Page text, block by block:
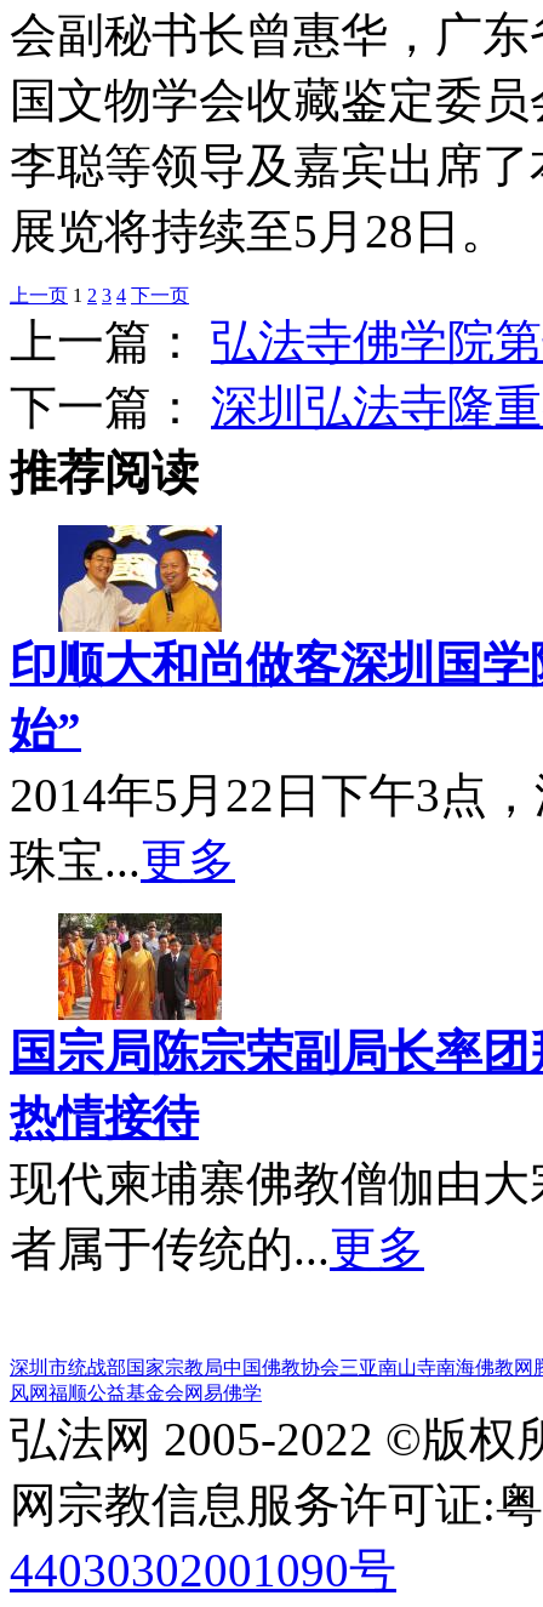
会副秘书长曾惠华，广
国文物学会收藏鉴定委
李聪等领导及嘉宾出席
展览将持续至5月28日。
上一页 1 2 3 4 下一页
上一篇： 弘法寺佛学院
下一篇： 深圳弘法寺隆
推荐阅读
印顺大和尚做客深圳国
始”
2014年5月22日下午3点
珠宝...更多
国宗局陈宗荣副局长率
热情接待
现代柬埔寨佛教僧伽由
者属于传统的...更多
深圳市统战部国家宗教局中国佛教协会三亚南山寺南海佛教网
风网福顺公益基金会网易佛学
弘法网 2005-2022 ©版权
网宗教信息服务许可证:
44030302001090号